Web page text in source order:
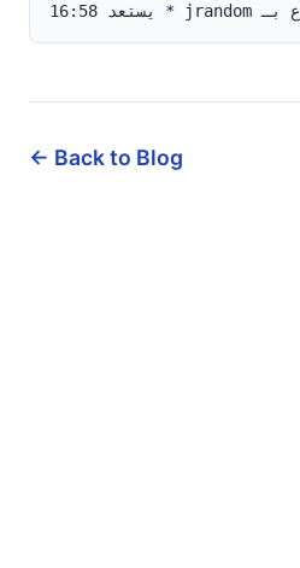
← Back to Blog